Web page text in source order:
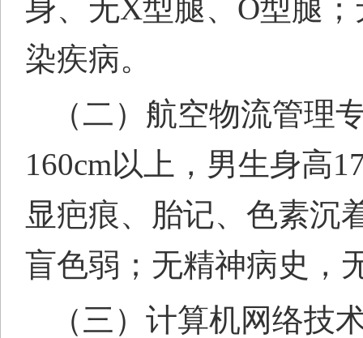
身、无X型腿、O型腿
染疾病。
（二）航空物流管理
160cm以上，男生身高
显疤痕、胎记、色素沉
盲色弱；无精神病史，
（三）计算机网络技